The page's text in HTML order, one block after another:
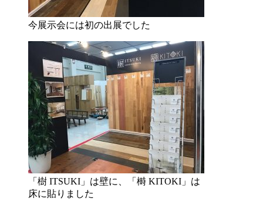
今展示会には初の出展でした
「樹 ITSUKI」は壁に、「榯 KITOKI」は
床に貼りました